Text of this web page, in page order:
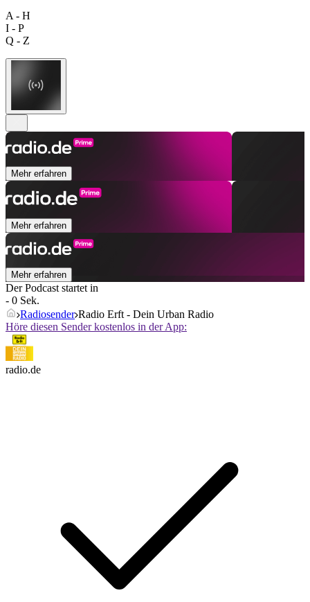
A - H
I - P
Q - Z
Mehr erfahren
Mehr erfahren
Mehr erfahren
Der Podcast startet in
- 0 Sek.
Radiosender Radio Erft - Dein Urban Radio
Höre diesen Sender kostenlos in der App:
radio.de